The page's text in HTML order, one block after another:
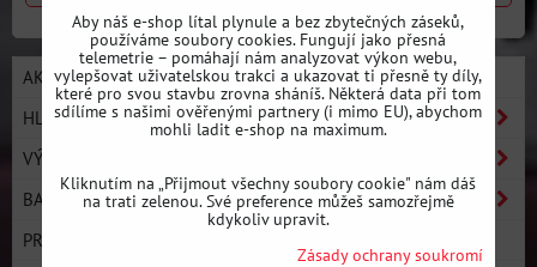
AKCE / NOVÉ PRODUKTY
HLEDAT PODLE AUTA
VÝROBCI
BASIC LINE - ZAČNI DRIFTOVAT
PRO LINE - ULTIMATE PERFORMANCE
Aby náš e-shop lítal plynule a bez zbytečných záseků,
používáme soubory cookies. Fungují jako přesná
telemetrie – pomáhají nám analyzovat výkon webu,
vylepšovat uživatelskou trakci a ukazovat ti přesně ty díly,
které pro svou stavbu zrovna sháníš. Některá data při tom
sdílíme s našimi ověřenými partnery (i mimo EU), abychom
mohli ladit e-shop na maximum.
Kliknutím na „Přijmout všechny soubory cookie" nám dáš
na trati zelenou. Své preference můžeš samozřejmě
kdykoliv upravit.
Zásady ochrany soukromí